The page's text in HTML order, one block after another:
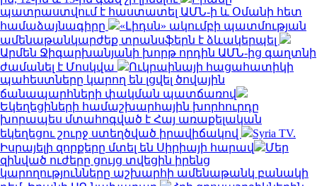
պատրաստվում է հաստատել ԱՄՆ-ի և Օմանի հետ
համաձայնագիրը
«Լիդսն» ակումբի պատմության
ամենաթանկարժեք տրանսֆերն է ձևակերպել
Արմեն Ջիգարխանյանի խորթ որդին ԱՄՆ-ից գաղտնի
ժամանել է Մոսկվա
Ուկրաինայի հացահատիկի
պահեստները կարող են լցվել ծովային
ճանապարհների փակման պատճառով
Եկեղեցիների համաշխարհային խորհուրդը
խորապես մտահոգված է Հայ առաքելական
եկեղեցու շուրջ ստեղծված իրավիճակով
Syria TV.
Իսրայելի զորքերը մտել են Սիրիայի հարավ
Մեր
զինված ուժերը ցույց տվեցին իրենց
կարողությունները աշխարհի ամենաթանկ բանակի